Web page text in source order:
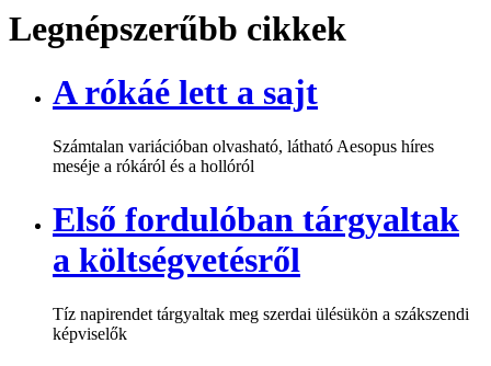
Legnépszerűbb cikkek
A rókáé lett a sajt
Számtalan variációban olvasható, látható Aesopus híres
meséje a rókáról és a hollóról
Első fordulóban tárgyaltak
a költségvetésről
Tíz napirendet tárgyaltak meg szerdai ülésükön a szákszendi
képviselők